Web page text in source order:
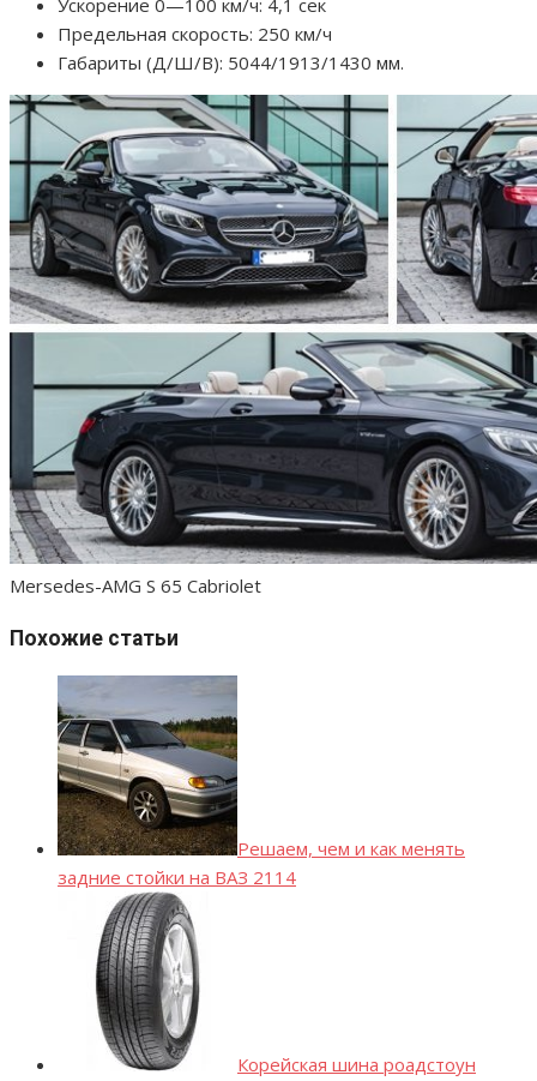
Ускорение 0—100 км/ч: 4,1 сек
Предельная скорость: 250 км/ч
Габариты (Д/Ш/В): 5044/1913/1430 мм.
Mersedes-AMG S 65 Cabriolet
Похожие статьи
Решаем, чем и как менять
задние стойки на ВАЗ 2114
Корейская шина роадстоун